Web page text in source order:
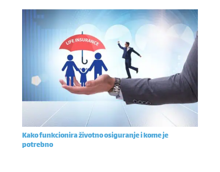
Kako funkcionira životno osiguranje i kome je
potrebno